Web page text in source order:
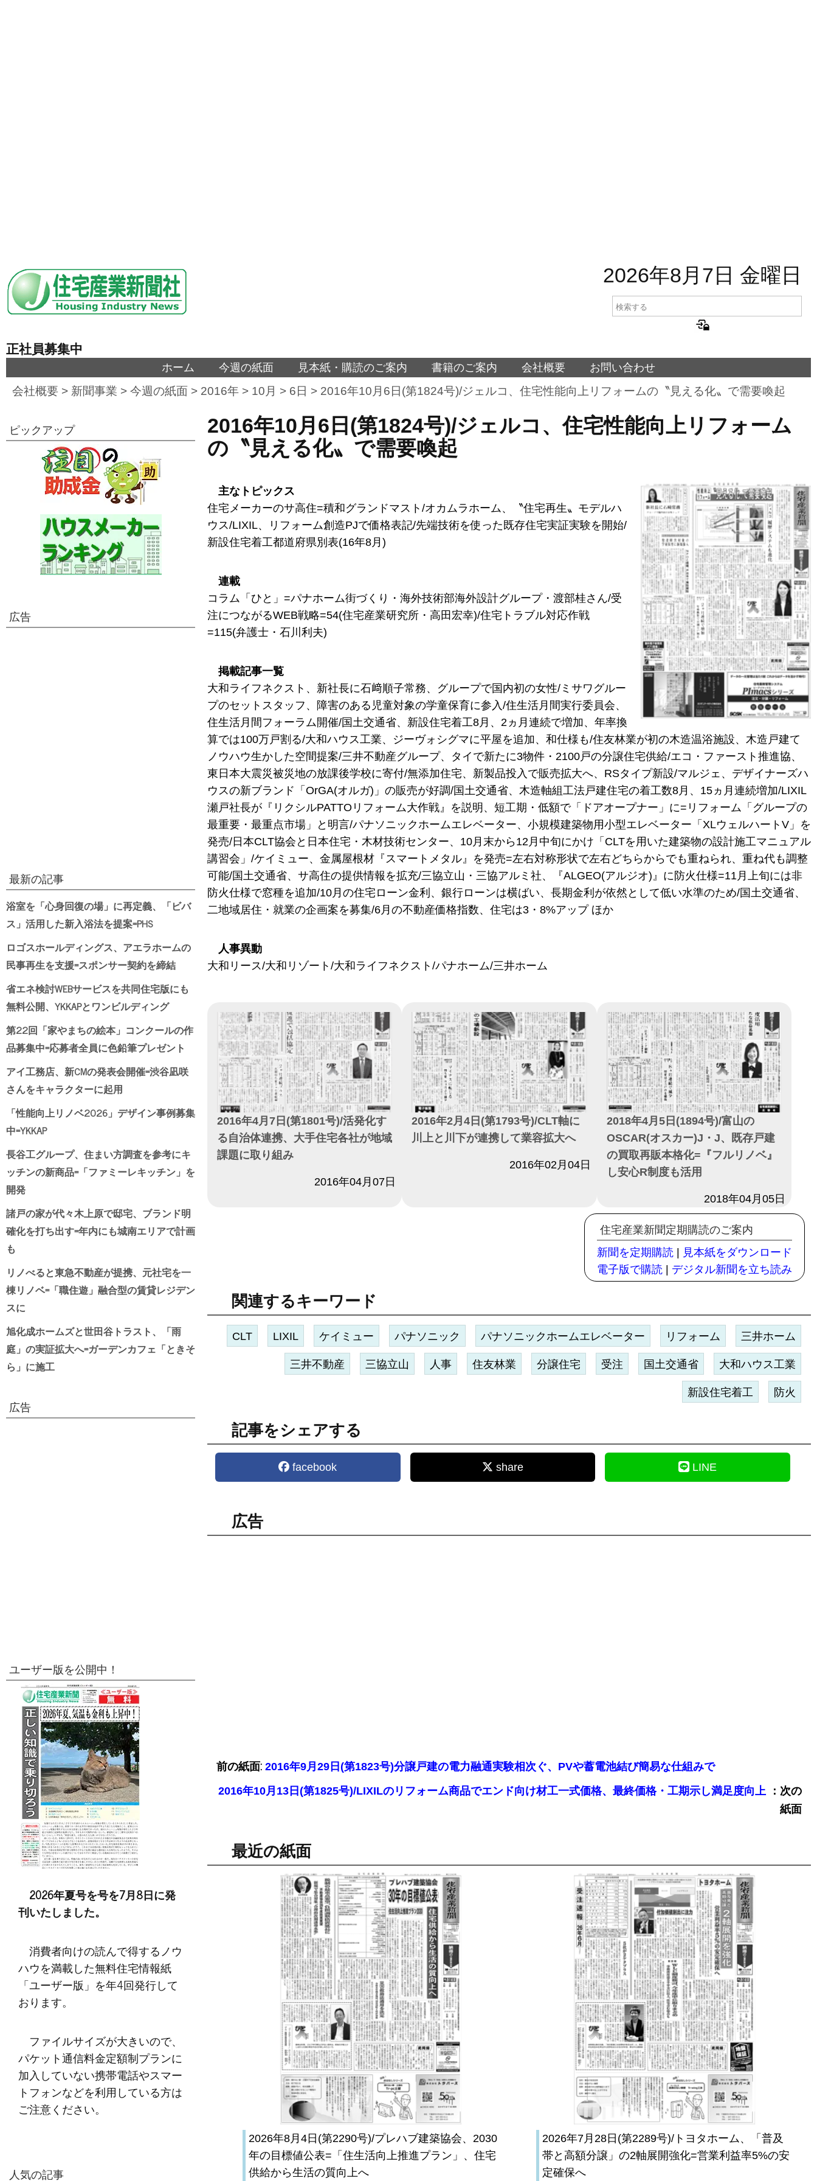
2026年8月7日 金曜日
正社員募集中
ホーム 今週の紙面 見本紙・購読のご案内 書籍のご案内 会社概要 お問い合わせ
会社概要 > 新聞事業 > 今週の紙面 > 2016年 > 10月 > 6日 > 2016年10月6日(第1824号)/ジェルコ、住宅性能向上リフォームの〝見える化〟で需要喚起
2016年10月6日(第1824号)/ジェルコ、住宅性能向上リフォーム
の〝見える化〟で需要喚起
主なトピックス
住宅メーカーのサ高住=積和グランドマスト/オカムラホーム、〝住宅再生〟モデルハ
ウス/LIXIL、リフォーム創造PJで価格表記/先端技術を使った既存住宅実証実験を開始/
新設住宅着工都道府県別表(16年8月)
連載
コラム「ひと」=パナホーム街づくり・海外技術部海外設計グループ・渡部桂さん/受
注につながるWEB戦略=54(住宅産業研究所・高田宏幸)/住宅トラブル対応作戦
=115(弁護士・石川利夫)
掲載記事一覧
大和ライフネクスト、新社長に石﨑順子常務、グループで国内初の女性/ミサワグルー
プのセットスタッフ、障害のある児童対象の学童保育に参入/住生活月間実行委員会、
住生活月間フォーラム開催/国土交通省、新設住宅着工8月、2ヵ月連続で増加、年率換
算では100万戸割る/大和ハウス工業、ジーヴォシグマに平屋を追加、和仕様も/住友林業が初の木造温浴施設、木造戸建て
ノウハウ生かした空間提案/三井不動産グループ、タイで新たに3物件・2100戸の分譲住宅供給/エコ・ファースト推進協、
東日本大震災被災地の放課後学校に寄付/無添加住宅、新製品投入で販売拡大へ、RSタイプ新設/マルジェ、デザイナーズハ
ウスの新ブランド「OrGA(オルガ)」の販売が好調/国土交通省、木造軸組工法戸建住宅の着工数8月、15ヵ月連続増加/LIXIL
瀬戸社長が『リクシルPATTOリフォーム大作戦』を説明、短工期・低額で「ドアオープナー」に=リフォーム「グループの
最重要・最重点市場」と明言/パナソニックホームエレベーター、小規模建築物用小型エレベーター「XLウェルハートV」を
発売/日本CLT協会と日本住宅・木材技術センター、10月末から12月中旬にかけ「CLTを用いた建築物の設計施工マニュアル
講習会」/ケイミュー、金属屋根材『スマートメタル』を発売=左右対称形状で左右どちらからでも重ねられ、重ね代も調整
可能/国土交通省、サ高住の提供情報を拡充/三協立山・三協アルミ社、『ALGEO(アルジオ)』に防火仕様=11月上旬には非
防火仕様で窓種を追加/10月の住宅ローン金利、銀行ローンは横ばい、長期金利が依然として低い水準のため/国土交通省、
二地域居住・就業の企画案を募集/6月の不動産価格指数、住宅は3・8%アップ ほか
人事異動
大和リース/大和リゾート/大和ライフネクスト/パナホーム/三井ホーム
2016年4月7日(第1801号)/活発化す
る自治体連携、大手住宅各社が地域
課題に取り組み
2016年04月07日
2016年2月4日(第1793号)/CLT軸に
川上と川下が連携して業容拡大へ
2016年02月04日
2018年4月5日(1894号)/富山の
OSCAR(オスカー)J・J、既存戸建
の買取再販本格化=『フルリノベ』
し安心R制度も活用
2018年04月05日
住宅産業新聞定期購読のご案内
新聞を定期購読 | 見本紙をダウンロード
電子版で購読 | デジタル新聞を立ち読み
関連するキーワード
CLT LIXIL ケイミュー パナソニック パナソニックホームエレベーター リフォーム 三井ホーム
三井不動産 三協立山 人事 住友林業 分譲住宅 受注 国土交通省 大和ハウス工業
新設住宅着工 防火
記事をシェアする
facebook share LINE
広告
前の紙面: 2016年9月29日(第1823号)分譲戸建の電力融通実験相次ぐ、PVや蓄電池結び簡易な仕組みで
2016年10月13日(第1825号)/LIXILのリフォーム商品でエンド向け材工一式価格、最終価格・工期示し満足度向上
：次の
紙面
最近の紙面
2026年8月4日(第2290号)/プレハブ建築協会、2030
年の目標値公表=「住生活向上推進プラン」、住宅
供給から生活の質向上へ
2026年7月28日(第2289号)/トヨタホーム、「普及
帯と高額分譲」の2軸展開強化=営業利益率5%の安
定確保へ
ピックアップ
広告
最新の記事
浴室を「心身回復の場」に再定義、「ビバ
ス」活用した新入浴法を提案=PHS
ロゴスホールディングス、アエラホームの
民事再生を支援=スポンサー契約を締結
省エネ検討WEBサービスを共同住宅版にも
無料公開、YKKAPとワンビルディング
第22回「家やまちの絵本」コンクールの作
品募集中=応募者全員に色鉛筆プレゼント
アイ工務店、新CMの発表会開催=渋谷凪咲
さんをキャラクターに起用
「性能向上リノベ2026」デザイン事例募集
中=YKKAP
長谷工グループ、住まい方調査を参考にキ
ッチンの新商品=「ファミーレキッチン」を
開発
諸戸の家が代々木上原で邸宅、ブランド明
確化を打ち出す=年内にも城南エリアで計画
も
リノべると東急不動産が提携、元社宅を一
棟リノベ=「職住遊」融合型の賃貸レジデン
スに
旭化成ホームズと世田谷トラスト、「雨
庭」の実証拡大へ=ガーデンカフェ「ときそ
ら」に施工
広告
ユーザー版を公開中！
2026年夏号を号を7月8日に発
刊いたしました。
消費者向けの読んで得するノウ
ハウを満載した無料住宅情報紙
「ユーザー版」を年4回発行して
おります。
ファイルサイズが大きいので、
パケット通信料金定額制プランに
加入していない携帯電話やスマー
トフォンなどを利用している方は
ご注意ください。
人気の記事